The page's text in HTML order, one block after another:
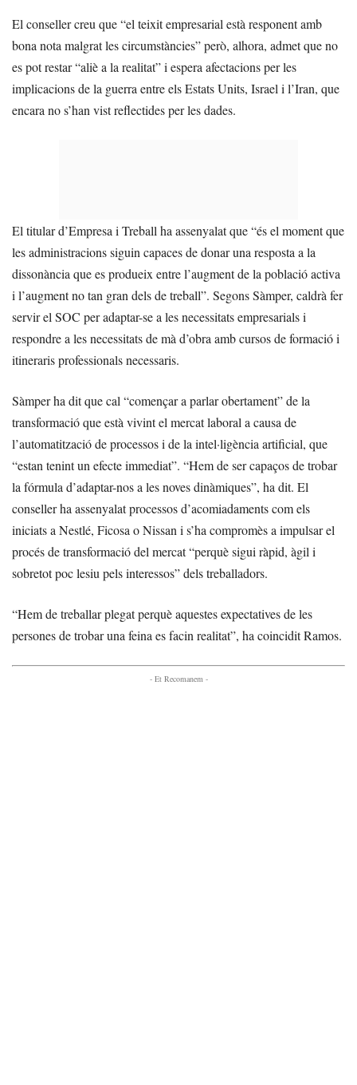
El conseller creu que “el teixit empresarial està responent amb
bona nota malgrat les circumstàncies” però, alhora, admet que no
es pot restar “aliè a la realitat” i espera afectacions per les
implicacions de la guerra entre els Estats Units, Israel i l’Iran, que
encara no s’han vist reflectides per les dades.
El titular d’Empresa i Treball ha assenyalat que “és el moment que
les administracions siguin capaces de donar una resposta a la
dissonància que es produeix entre l’augment de la població activa
i l’augment no tan gran dels de treball”. Segons Sàmper, caldrà fer
servir el SOC per adaptar-se a les necessitats empresarials i
respondre a les necessitats de mà d’obra amb cursos de formació i
itineraris professionals necessaris.
Sàmper ha dit que cal “començar a parlar obertament” de la
transformació que està vivint el mercat laboral a causa de
l’automatització de processos i de la intel·ligència artificial, que
“estan tenint un efecte immediat”. “Hem de ser capaços de trobar
la fórmula d’adaptar-nos a les noves dinàmiques”, ha dit. El
conseller ha assenyalat processos d’acomiadaments com els
iniciats a Nestlé, Ficosa o Nissan i s’ha compromès a impulsar el
procés de transformació del mercat “perquè sigui ràpid, àgil i
sobretot poc lesiu pels interessos” dels treballadors.
“Hem de treballar plegat perquè aquestes expectatives de les
persones de trobar una feina es facin realitat”, ha coincidit Ramos.
- Et Recomanem -